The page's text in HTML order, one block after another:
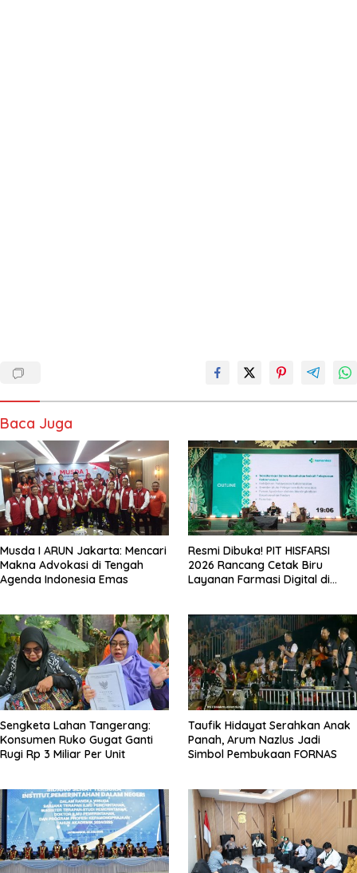
Baca Juga
Musda I ARUN Jakarta: Mencari
Makna Advokasi di Tengah
Agenda Indonesia Emas
Resmi Dibuka! PIT HISFARSI
2026 Rancang Cetak Biru
Layanan Farmasi Digital di
Sengketa Lahan Tangerang:
Konsumen Ruko Gugat Ganti
Rugi Rp 3 Miliar Per Unit
Taufik Hidayat Serahkan Anak
Panah, Arum Nazlus Jadi
Simbol Pembukaan FORNAS